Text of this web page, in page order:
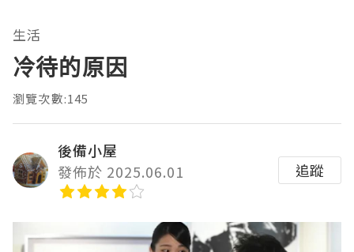
生活
冷待的原因
瀏覽次數:145
後備小屋
發佈於 2025.06.01
追蹤